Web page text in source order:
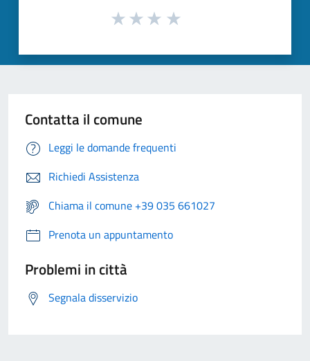
Contatta il comune
Leggi le domande frequenti
Richiedi Assistenza
Chiama il comune +39 035 661027
Prenota un appuntamento
Problemi in città
Segnala disservizio